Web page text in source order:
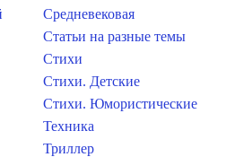
Средневековая
Статьи на разные темы
Стихи
Стихи. Детские
Стихи. Юмористические
Техника
Триллер